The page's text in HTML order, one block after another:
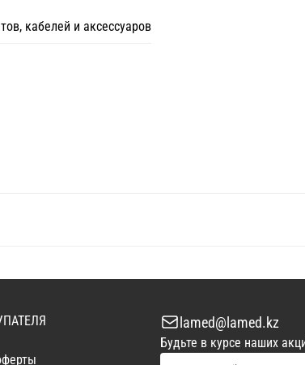
кабелей и аксессуаров
lamed@lamed.kz
Будьте в курсе наших